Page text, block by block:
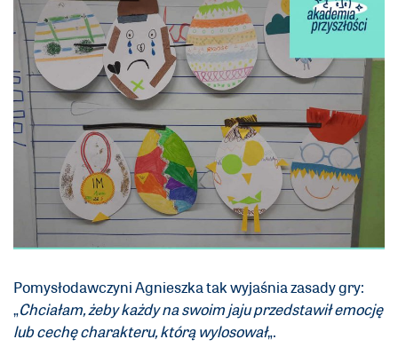
Pomysłodawczyni Agnieszka tak wyjaśnia zasady gry:
„Chciałam, żeby każdy na swoim jaju przedstawił emocję
lub cechę charakteru, którą wylosował„.